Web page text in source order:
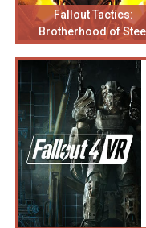
Fallout Tactics:
Brotherhood of Steel